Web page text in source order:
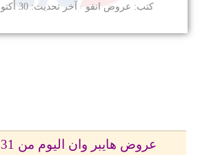
كتب عروض انفو آخر تحديث 30 أكتوبر 2025 - 2:58م